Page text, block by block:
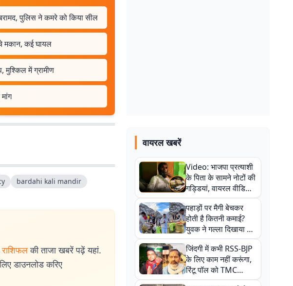
पुलिस ने कमरे को किया सील
मकान, कई घायल
मुश्किल में ग्रामीण
bardahi kali mandir
राशिफल की ताजा खबरें पढ़ें यहां.
डाउनलोड करिए
वायरल खबरें
Video: भाजपा प्रत्याशी
के पिता के सामने नोटों की
गड्डियां, वायरल वीडियो
से राजनीति में उबाल,
अजित महतो बोले- TMC
की गंदी चाल
पहाड़ों पर मैगी बेचकर
होती है कितनी कमाई?
युवक ने गल्ला दिखाया तो
नौकरी वालों के खड़े हो गए
कान
जिंदगी में कभी RSS-BJP
के लिए काम नहीं करूंगा,
रिंटू पॉल को TMC
ऑफिस में ले जाकर पीटा,